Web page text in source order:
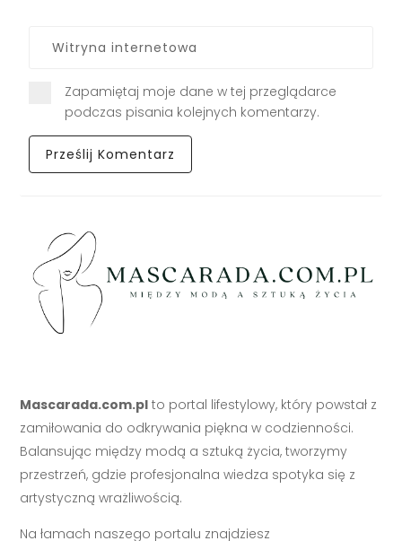
Zapamiętaj moje dane w tej przeglądarce
podczas pisania kolejnych komentarzy.
Mascarada.com.pl to portal lifestylowy, który powstał z
zamiłowania do odkrywania piękna w codzienności.
Balansując między modą a sztuką życia, tworzymy
przestrzeń, gdzie profesjonalna wiedza spotyka się z
artystyczną wrażliwością.
Na łamach naszego portalu znajdziesz